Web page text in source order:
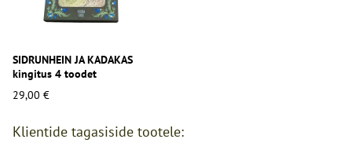
SIDRUNHEIN JA KADAKAS
kingitus 4 toodet
29,00 €
Klientide tagasiside tootele: